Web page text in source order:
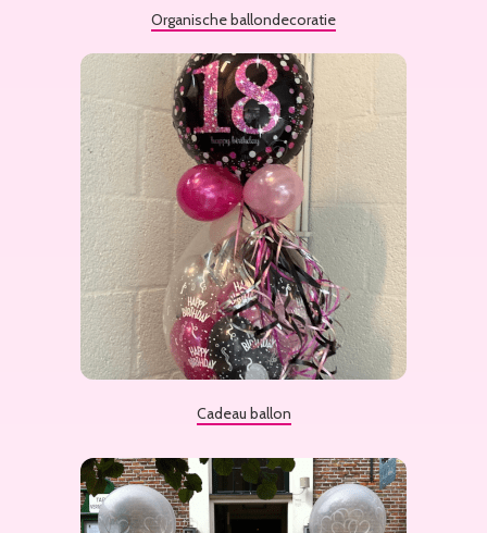
Organische ballondecoratie
Cadeau ballon